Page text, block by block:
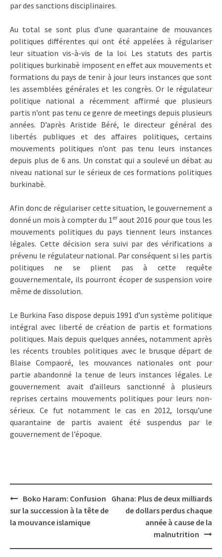
par des sanctions disciplinaires.
Au total se sont plus d’une quarantaine de mouvances
politiques différentes qui ont été appelées à régulariser
leur situation vis-à-vis de la loi. Les statuts des partis
politiques burkinabè imposent en effet aux mouvements et
formations du pays de tenir à jour leurs instances que sont
les assemblées générales et les congrès. Or le régulateur
politique national a récemment affirmé que plusieurs
partis n’ont pas tenu ce genre de meetings depuis plusieurs
années. D’après Aristide Béré, le directeur général des
libertés publiques et des affaires politiques, certains
mouvements politiques n’ont pas tenu leurs instances
depuis plus de 6 ans. Un constat qui a soulevé un débat au
niveau national sur le sérieux de ces formations politiques
burkinabè.
Afin donc de régulariser cette situation, le gouvernement a
donné un mois à compter du 1eraout 2016 pour que tous les
mouvements politiques du pays tiennent leurs instances
légales. Cette décision sera suivi par des vérifications a
prévenu le régulateur national. Par conséquent si les partis
politiques ne se plient pas à cette requête
gouvernementale, ils pourront écoper de suspension voire
même de dissolution.
Le Burkina Faso dispose depuis 1991 d’un système politique
intégral avec liberté de création de partis et formations
politiques. Mais depuis quelques années, notamment après
les récents troubles politiques avec le brusque départ de
Blaise Compaoré, les mouvances nationales ont pour
partie abandonné la tenue de leurs instances légales. Le
gouvernement avait d’ailleurs sanctionné à plusieurs
reprises certains mouvements politiques pour leurs non-
sérieux. Ce fut notamment le cas en 2012, lorsqu’une
quarantaine de partis avaient été suspendus par le
gouvernement de l’époque.
Post
navigation
Boko Haram: Confusion
sur la succession à la tête de
la mouvance islamique
Ghana: Plus de deux milliards
de dollars perdus chaque
année à cause de la
malnutrition